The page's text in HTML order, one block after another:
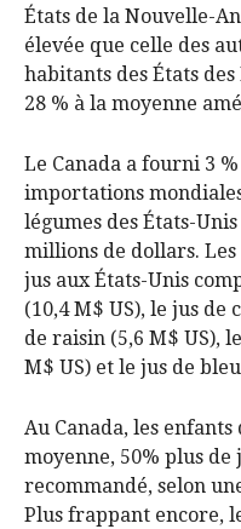
États de la Nouvelle-
élevée que celle des
habitants des États
28 % à la moyenne
Le Canada a fourni 3
importations
légumes des États-
millions de dollars.
jus aux États-Unis
(10,4 M$ US), le jus de
de raisin (5,6 M$ US),
M$ US) et le jus de
Au Canada, les enfants
moyenne, 50% plus
recommandé, selon
Plus frappant encore,